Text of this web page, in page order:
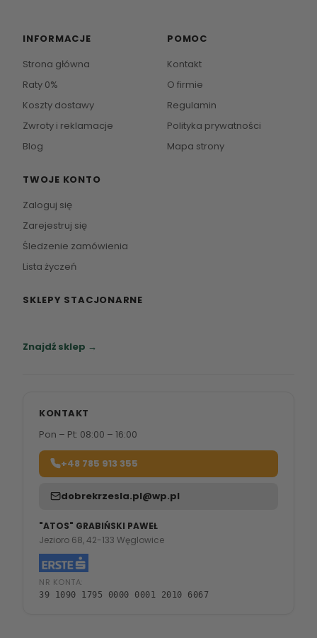
INFORMACJE
Strona główna
Raty 0%
Koszty dostawy
Zwroty i reklamacje
Blog
POMOC
Kontakt
O firmie
Regulamin
Polityka prywatności
Mapa strony
TWOJE KONTO
Zaloguj się
Zarejestruj się
Śledzenie zamówienia
Lista życzeń
SKLEPY STACJONARNE
Znajdź sklep →
KONTAKT
Pon – Pt: 08:00 – 16:00
+48 785 913 355
dobrekrzesla.pl@wp.pl
"ATOS" GRABIŃSKI PAWEŁ
Jezioro 68, 42-133 Węglowice
NR KONTA:
39 1090 1795 0000 0001 2010 6067